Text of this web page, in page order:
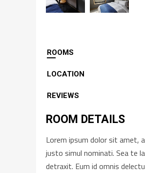
ROOMS
LOCATION
REVIEWS
ROOM DETAILS
Lorem ipsum dolor sit amet,
justo simul nominati. Sea te
detraxit. Eum id omnis